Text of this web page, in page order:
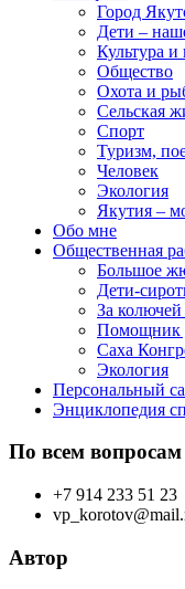
Город
Дети –
Культура и
Общество
Охота и
Сельская
Спорт
Туризм,
Человек
Экология
Якутия –
Обо мне
Общественная
Большое
Дети-
За
Помощник
Саха
Экология
Персональный
Энциклопедия
По всем
+7 914 233 51 23
Автор